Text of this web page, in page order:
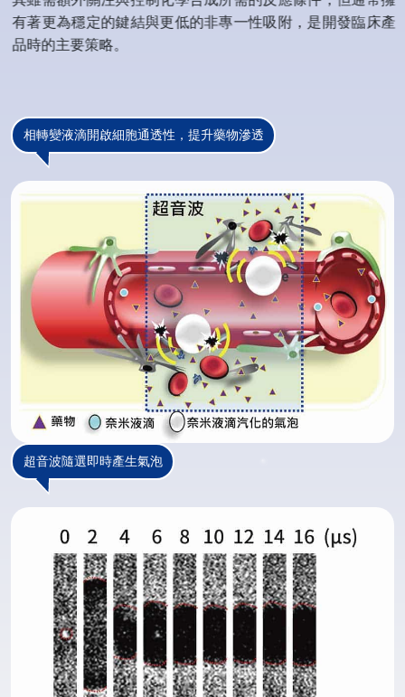
有著更為穩定的鍵結與更低的非專一性吸附，是開發臨床產
品時的主要策略。
相轉變液滴開啟細胞通透性，提升藥物滲透
超音波隨選即時產生氣泡